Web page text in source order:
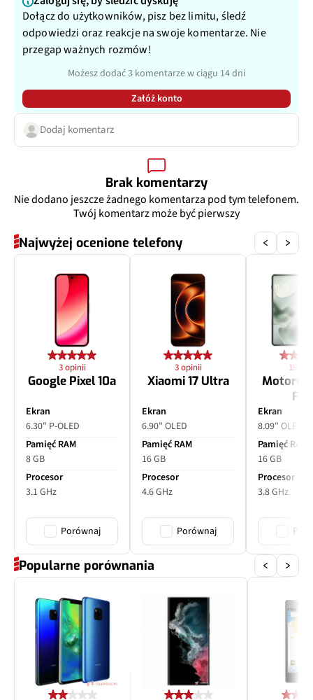
Matryca 1/4,0", 1,12 µm
Przysłona f/2.2
Tak
Zoom optyczny Nie
Inne 119˚
Dodatkowy aparat Aparat makro
2 Mpix
Przysłona f/2.4
Zoom optyczny Nie
Dodatkowy aparat Czujnik głębi
Pixele 2 Mpix
Przysłona f/2.4
Filmy parametr \
Zoom optyczny Nie
Dołącz do użytkowników, pisz bez limitu, śledź
odpowiedzi oraz reakcje na swoje komentarze. Nie
przegap ważnych rozmów!
Możesz dodać 3 komentarze w ciągu 14 dni
Załóż konto
Dodaj komentarz
Brak komentarzy
Nie dodano jeszcze żadnego komentarza pod tym telefonem.
Twój komentarz może być pierwszy
Najwyżej ocenione telefony
3 opinii
Google Pixel 10a
Ekran
6.30" P-OLED
Pamięć RAM
8 GB
Procesor
3.1 GHz
Porównaj
3 opinii
Xiaomi 17 Ultra
Ekran
6.90" OLED
Pamięć RAM
16 GB
Procesor
4.6 GHz
Porównaj
15
Motorola
Ekran
8.09" OLED
Pamięć RAM
16 GB
Procesor
3.8 GHz
Popularne porównania